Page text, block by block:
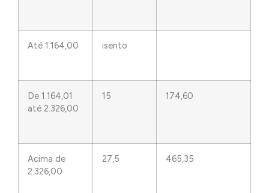
Até 1.164,00 isento
De 1.164,01
até 2.326,00
15 174,60
Acima de
2.326,00
27,5 465,35